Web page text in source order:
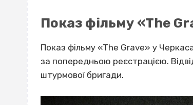
Показ фільму «The
Показ фільму «The Grave» у
за попередньою реєстрацією.
штурмової бригади.